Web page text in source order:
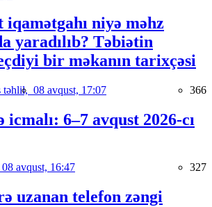
iqamətgahı niyə məhz
yaradılıb? Təbiətin
bir məkanın tarixçəsi
təhlil, 08 avqust, 17:07 366
icmalı: 6–7 avqust 2026-cı
08 avqust, 16:47 327
uzanan telefon zəngi